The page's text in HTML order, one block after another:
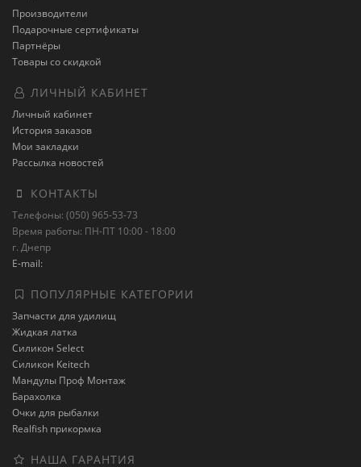
Производители
Подарочные сертификаты
Партнёры
Товары со скидкой
ЛИЧНЫЙ КАБИНЕТ
Личный кабинет
История заказов
Мои закладки
Рассылка новостей
КОНТАКТЫ
Телефоны: (050) 965-53-73
Время работы: ПН-ПТ 10:00 - 18:00
г. Днепр
E-mail:
ПОПУЛЯРНЫЕ КАТЕГОРИИ
Запчасти для удилищ
Жидкая латка
Силикон Select
Силикон Keitech
Мандулы Проф Монтаж
Барахолка
Очки для рыбалки
Realfish прикормка
НАША ГАРАНТИЯ